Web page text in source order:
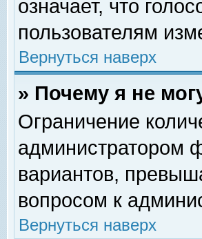
означает, что
пользователям
Вернуться наверх
» Почему я не
Ограничение
администратором
вариантов,
вопросом к
Вернуться наверх